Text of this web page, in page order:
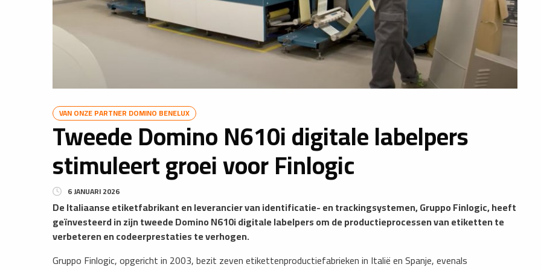
VAN ONZE PARTNER DOMINO BENELUX
Tweede Domino N610i digitale labelpers
stimuleert groei voor Finlogic
6 JANUARI 2026
De Italiaanse etiketfabrikant en leverancier van identificatie- en trackingsystemen, Gruppo Finlogic, heeft
geïnvesteerd in zijn tweede Domino N610i digitale labelpers om de productieprocessen van etiketten te
verbeteren en codeerprestaties te verhogen.
Gruppo Finlogic, opgericht in 2003, bezit zeven etikettenproductiefabrieken in Italië en Spanje, evenals